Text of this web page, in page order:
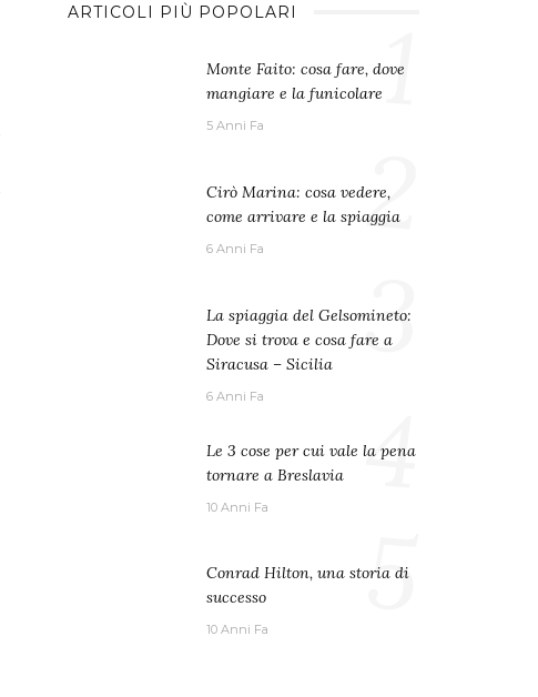
ARTICOLI PIÙ POPOLARI
Monte Faito: cosa fare, dove
mangiare e la funicolare
5 Anni Fa 1
Cirò Marina: cosa vedere,
come arrivare e la spiaggia
6 Anni Fa 2
La spiaggia del Gelsomineto:
Dove si trova e cosa fare a
Siracusa – Sicilia
6 Anni Fa
3
Le 3 cose per cui vale la pena
tornare a Breslavia
10 Anni Fa 4
Conrad Hilton, una storia di
successo
10 Anni Fa 5